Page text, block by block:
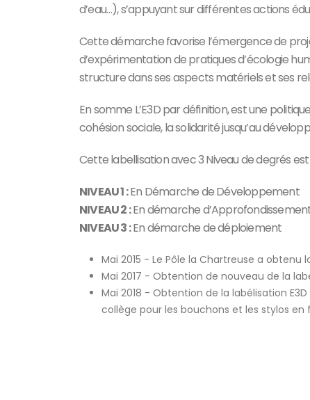
d’eau…), s’appuyant sur différentes actions
Cette démarche favorise l’émergence de
d’expérimentation de pratiques d’écologie
structure dans ses aspects matériels et ses
En somme L’E3D par définition, est une
cohésion sociale, la solidarité jusqu’au
Cette labellisation avec 3 Niveau de degrés
NIVEAU 1 :En Démarche de Développement
NIVEAU 2 :En démarche
NIVEAU 3 :En démarche de déploiement
Mai 2015 - Le Pôle la Chartreuse a obtenu
Mai 2017 - Obtention de nouveau de la
Mai 2018 - Obtention de la labélisation
collège pour les bouchons et les stylos en